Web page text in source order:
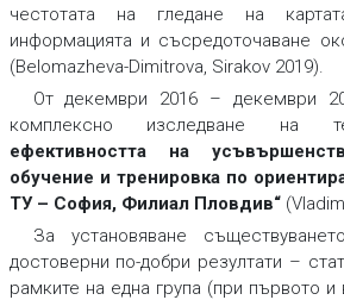
честотата на гледане на
информацията и съсредоточаване
(Belomazheva-Dimitrova, Sirakov 2019).
От декември 2016 – декември
комплексно изследване на
ефективността на
обучение и тренировка по
ТУ – София, Филиал Пловдив“
За установяване
достоверни по-добри резултати –
рамките на една група (при първото и